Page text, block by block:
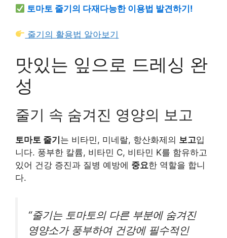
토마토 줄기의 다재다능한 이용법 발견하기!
줄기의 활용법 알아보기
맛있는 잎으로 드레싱 완
성
줄기 속 숨겨진 영양의 보고
토마토 줄기 는 비타민, 미네랄, 항산화제의 보고입
니다. 풍부한 칼륨, 비타민 C, 비타민 K를 함유하고
있어 건강 증진과 질병 예방에 중요한 역할을 합니
다.
“줄기는 토마토의 다른 부분에 숨겨진
영양소가 풍부하여 건강에 필수적인